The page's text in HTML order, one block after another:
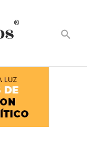
®
search